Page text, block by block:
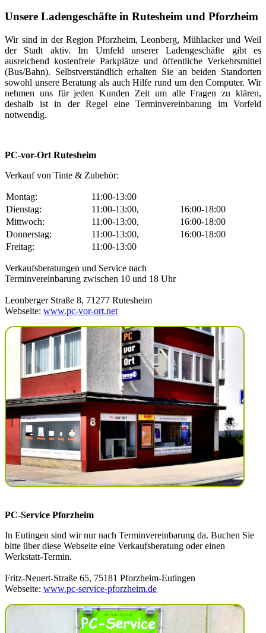
Unsere Ladengeschäfte in Rutesheim und Pforzheim
Wir sind in der Region Pforzheim, Leonberg, Mühlacker und Weil
der Stadt aktiv. Im Umfeld unserer Ladengeschäfte gibt es
ausreichend kostenfreie Parkplätze und öffentliche Verkehrsmittel
(Bus/Bahn). Selbstverständlich erhalten Sie an beiden Standorten
sowohl unsere Beratung als auch Hilfe rund um den Computer. Wir
nehmen uns für jeden Kunden Zeit um alle Fragen zu klären,
deshalb ist in der Regel eine Terminvereinbarung im Vorfeld
notwendig.
PC-vor-Ort Rutesheim
Verkauf von Tinte & Zubehör:
Montag:
11:00-13:00
Dienstag:
11:00-13:00,
16:00-18:00
Mittwoch:
11:00-13:00,
16:00-18:00
Donnerstag:
11:00-13:00,
16:00-18:00
Freitag:
11:00-13:00
Verkaufsberatungen und Service nach
Terminvereinbarung zwischen 10 und 18 Uhr
Leonberger Straße 8, 71277 Rutesheim
Webseite: www.pc-vor-ort.net
PC-Service Pforzheim
In Eutingen sind wir nur nach Terminvereinbarung da. Buchen Sie
bitte über diese Webseite eine Verkaufsberatung oder einen
Werkstatt-Termin.
Fritz-Neuert-Straße 65, 75181 Pforzheim-Eutingen
Webseite: www.pc-service-pforzheim.de